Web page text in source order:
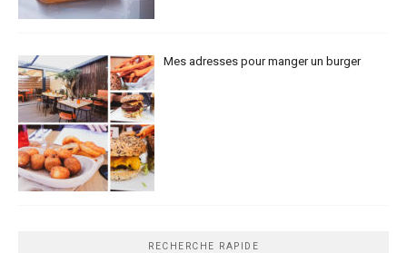
Mes adresses pour manger un burger
RECHERCHE RAPIDE